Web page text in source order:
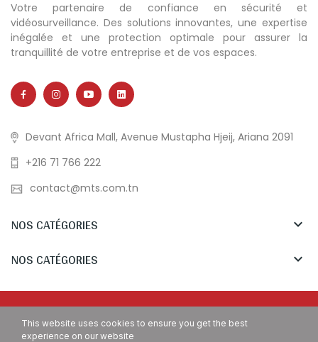
Votre partenaire de confiance en sécurité et
vidéosurveillance. Des solutions innovantes, une expertise
inégalée et une protection optimale pour assurer la
tranquillité de votre entreprise et de vos espaces.
Devant Africa Mall, Avenue Mustapha Hjeij, Ariana 2091
+216 71 766 222
contact@mts.com.tn
NOS CATÉGORIES 
NOS CATÉGORIES 
This website uses cookies to ensure you get the best
experience on our website